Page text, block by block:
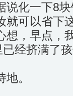
说化一下8
就可以省下
想，早点，
经挤满了
。